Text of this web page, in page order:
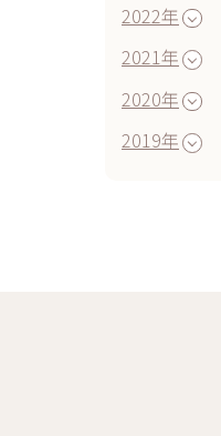
2022年
2021年
2020年
2019年